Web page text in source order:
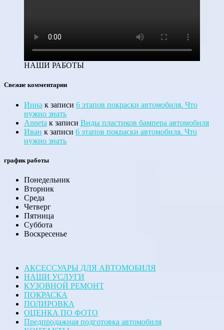
НАШИ РАБОТЫ
Свежие комментарии
Инна к записи 6 этапов покраски автомобиля. Что
нужно знать
Anneta к записи Виды пластиков бампера автомобиля
Иван к записи 6 этапов покраски автомобиля. Что
нужно знать
график работы
Понедельник
Вторник
Среда
Четверг
Пятница
Суббота
Воскресенье
АКСЕССУАРЫ ДЛЯ АВТОМОБИЛЯ
НАШИ УСЛУГИ
КУЗОВНОЙ РЕМОНТ
ПОКРАСКА
ПОЛИРОВКА
ОЦЕНКА ПО ФОТО
Предпродажная подготовка автомобиля